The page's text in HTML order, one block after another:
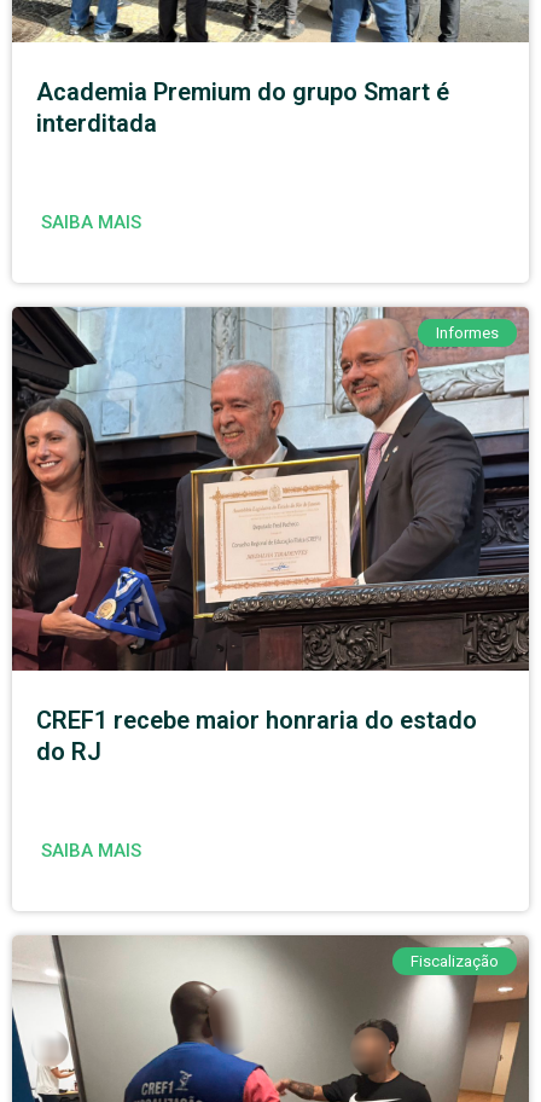
Academia Premium do grupo Smart é
interditada
SAIBA MAIS
Informes
CREF1 recebe maior honraria do estado
do RJ
SAIBA MAIS
Fiscalização